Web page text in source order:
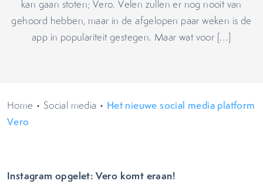
kan gaan stoten; Vero. Velen zullen er nog nooit van
gehoord hebben, maar in de afgelopen paar weken is de
app in populariteit gestegen. Maar wat voor […]
Home • Social media • Het nieuwe social media platform
Vero
Instagram opgelet: Vero komt eraan!